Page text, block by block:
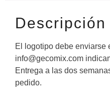
Descripción
El logotipo debe enviarse
info@gecomix.com
Entrega a las dos
pedido.